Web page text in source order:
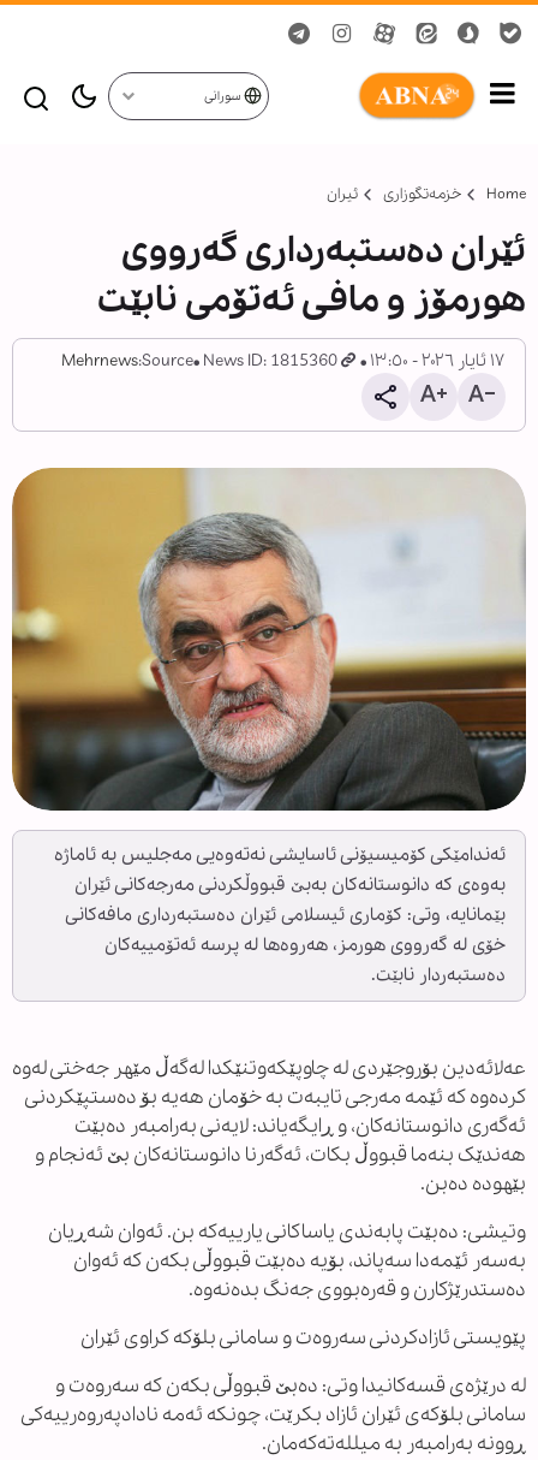
سورانی
Home خزمەتگوزاری ئیران
ئێران دەستبەرداری گەرووی
هورمۆز و مافی ئەتۆمی نابێت
١٧ ئایار ٢٠٢٦ - ١٣:٥٠ News ID: 1815360
Source:
Mehrnews
ئەندامێکی کۆمیسیۆنی ئاسایشی نەتەوەیی مەجلیس بە ئاماژە
بەوەی کە دانوستانەکان بەبێ قبووڵکردنی مەرجەکانی ئێران
بێمانایە، وتی: کۆماری ئیسلامی ئێران دەستبەرداری مافەکانی
خۆی لە گەرووی هورمز، هەروەها لە پرسە ئەتۆمییەکان
دەستبەردار نابێت.
عەلائەدین بۆروجێردی لە چاوپێکەوتنێکدا لەگەڵ مێهر جەختی لەوە
کردەوە کە ئێمە مەرجی تایبەت بە خۆمان هەیە بۆ دەستپێکردنی
ئەگەری دانوستانەکان، و ڕایگەیاند: لایەنی بەرامبەر دەبێت
هەندێک بنەما قبووڵ بکات، ئەگەرنا دانوستانەکان بێ ئەنجام و
بێهودە دەبن.
وتیشی: دەبێت پابەندی یاساکانی یارییەکە بن. ئەوان شەڕیان
بەسەر ئێمەدا سەپاند، بۆیە دەبێت قبووڵی بکەن کە ئەوان
دەستدرێژکارن و قەرەبووی جەنگ بدەنەوە.
پێویستی ئازادکردنی سەروەت و سامانی بلۆکە کراوی ئێران
لە درێژەی قسەکانیدا وتی: دەبێ قبووڵی بکەن کە سەروەت و
سامانی بلۆکەی ئێران ئازاد بکرێت، چونکە ئەمە نادادپەروەرییەکی
ڕوونە بەرامبەر بە میللەتەکەمان.